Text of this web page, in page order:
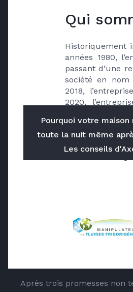
Qui
Historiquement
années 1980,
passant d’une
société en
2018,
2020,
Implanté sur
COMIN fait
de 120
Pourquoi votre maison
toute la nuit même
Les conseils
Avis clients
Après trois promesses non